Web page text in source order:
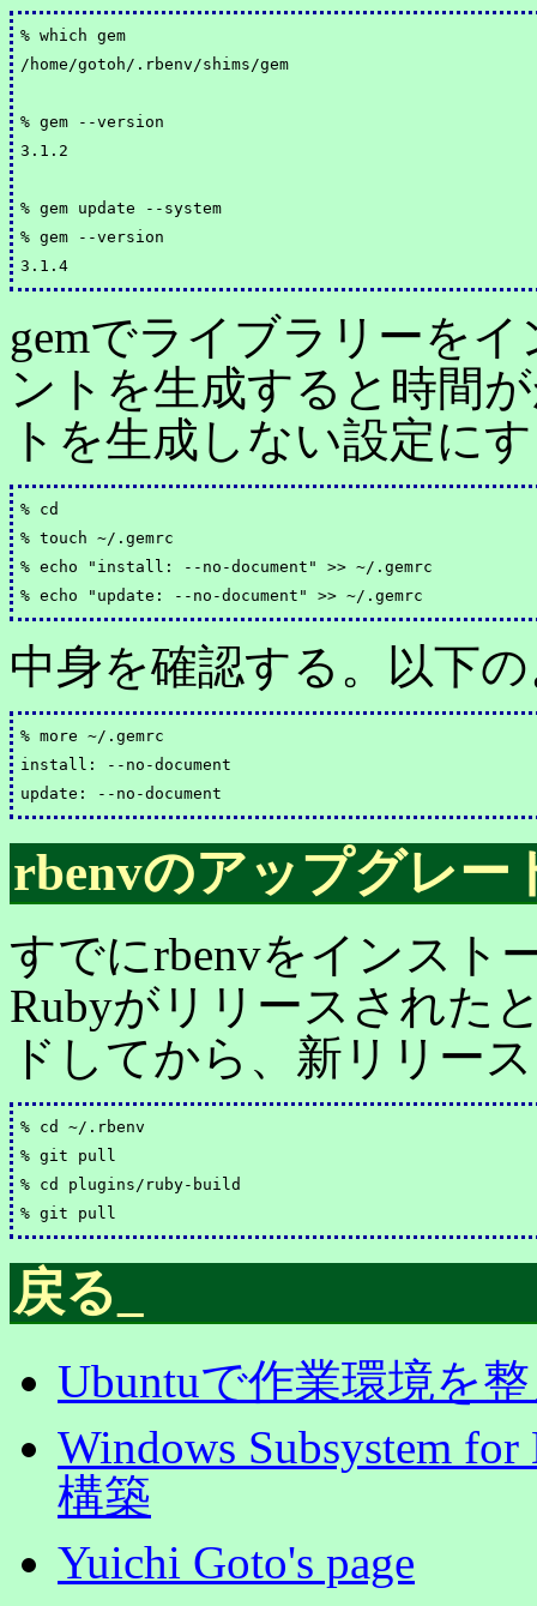
% which gem
/home/gotoh/.rbenv/shims/gem
% gem --version
3.1.2
% gem update --system
% gem --version
gemでライブラリーを
ントを生成すると時間
トを生成しない設定に
% cd
% touch ~/.gemrc
% echo "install: --no-document" >> ~/.gemrc
中身を確認する。以下
% more ~/.gemrc
install: --no-document
rbenvのアップグレー
すでにrbenvをインスト
Rubyがリリースされた
ドしてから、新リリー
% cd ~/.rbenv
% git pull
% cd plugins/ruby-build
戻る
Ubuntuで作業環境を
Windows Subsystem
構築
Yuichi Goto's page